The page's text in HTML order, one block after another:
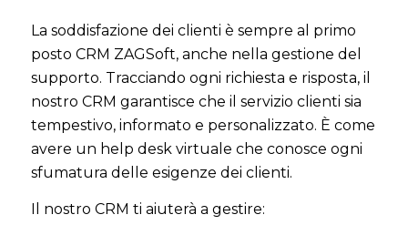
La soddisfazione dei clienti è sempre al primo
posto CRM ZAGSoft, anche nella gestione del
supporto. Tracciando ogni richiesta e risposta, il
nostro CRM garantisce che il servizio clienti sia
tempestivo, informato e personalizzato. È come
avere un help desk virtuale che conosce ogni
sfumatura delle esigenze dei clienti.
Il nostro CRM ti aiuterà a gestire: